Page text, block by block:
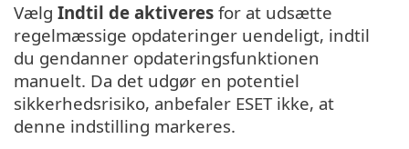
Vælg Indtil de aktiveres for at udsætte
regelmæssige opdateringer uendeligt, indtil
du gendanner opdateringsfunktionen
manuelt. Da det udgør en potentiel
sikkerhedsrisiko, anbefaler ESET ikke, at
denne indstilling markeres.